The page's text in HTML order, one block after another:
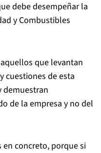
debe desempeñar la
y Combustibles
que levantan
cuestiones de esta
demuestran
de la empresa y no del
en concreto, porque si